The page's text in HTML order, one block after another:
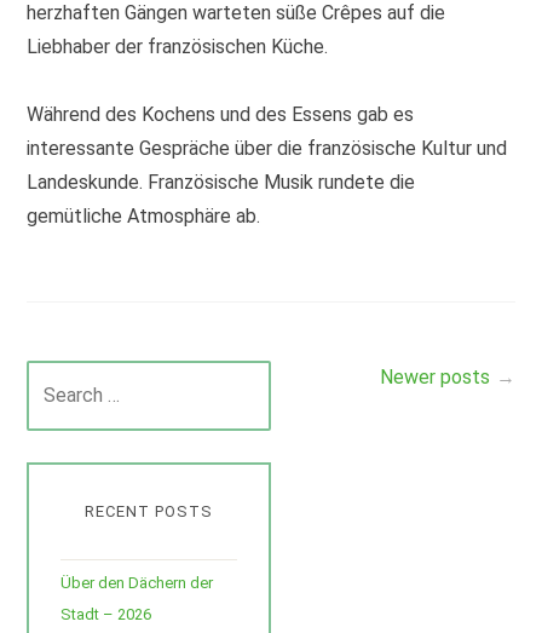
herzhaften Gängen warteten süße Crêpes auf die
Liebhaber der französischen Küche.
Während des Kochens und des Essens gab es
interessante Gespräche über die französische Kultur und
Landeskunde. Französische Musik rundete die
gemütliche Atmosphäre ab.
Posts
Newer posts
for:
RECENT POSTS
Über den Dächern der
Stadt – 2026